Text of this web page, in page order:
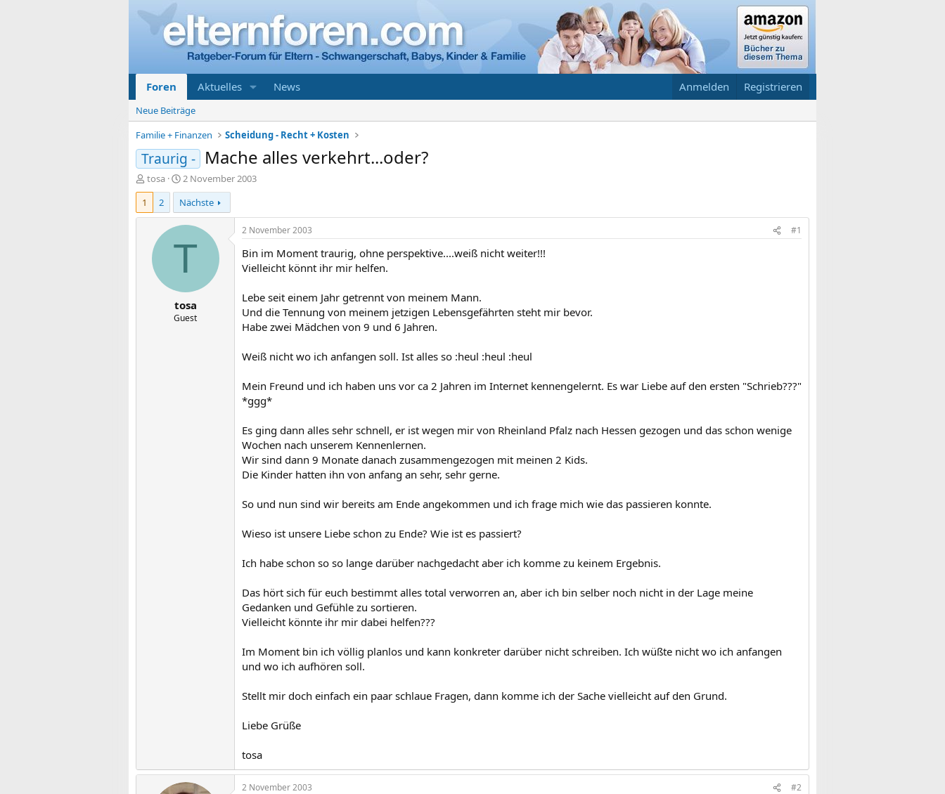
Foren Aktuelles News Anmelden Registrieren
Neue Beiträge
Familie + Finanzen
Scheidung - Recht + Kosten
Traurig - Mache alles verkehrt...oder?
E
r
t
tosa
E
r
s
t
e
m
2 November 2003
1
2 Nächste
T
tosa
Guest
2 November 2003 #1
Bin im Moment traurig, ohne perspektive....weiß nicht weiter!!!
Vielleicht könnt ihr mir helfen.
Lebe seit einem Jahr getrennt von meinem Mann.
Und die Tennung von meinem jetzigen Lebensgefährten steht mir bevor.
Habe zwei Mädchen von 9 und 6 Jahren.
Weiß nicht wo ich anfangen soll. Ist alles so :heul :heul :heul
Mein Freund und ich haben uns vor ca 2 Jahren im Internet kennengelernt. Es war Liebe auf den ersten "Schrieb???"
*ggg*
Es ging dann alles sehr schnell, er ist wegen mir von Rheinland Pfalz nach Hessen gezogen und das schon wenige
Wochen nach unserem Kennenlernen.
Wir sind dann 9 Monate danach zusammengezogen mit meinen 2 Kids.
Die Kinder hatten ihn von anfang an sehr, sehr gerne.
So und nun sind wir bereits am Ende angekommen und ich frage mich wie das passieren konnte.
Wieso ist unsere Liebe schon zu Ende? Wie ist es passiert?
Ich habe schon so so lange darüber nachgedacht aber ich komme zu keinem Ergebnis.
Das hört sich für euch bestimmt alles total verworren an, aber ich bin selber noch nicht in der Lage meine
Gedanken und Gefühle zu sortieren.
Vielleicht könnte ihr mir dabei helfen???
Im Moment bin ich völlig planlos und kann konkreter darüber nicht schreiben. Ich wüßte nicht wo ich anfangen
und wo ich aufhören soll.
Stellt mir doch einfach ein paar schlaue Fragen, dann komme ich der Sache vielleicht auf den Grund.
Liebe Grüße
tosa
2 November 2003 #2